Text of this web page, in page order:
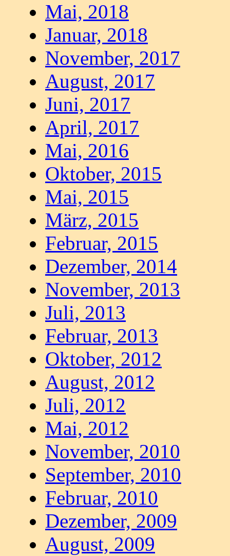
Mai, 2018
Januar, 2018
November, 2017
August, 2017
Juni, 2017
April, 2017
Mai, 2016
Oktober, 2015
Mai, 2015
März, 2015
Februar, 2015
Dezember, 2014
November, 2013
Juli, 2013
Februar, 2013
Oktober, 2012
August, 2012
Juli, 2012
Mai, 2012
November, 2010
September, 2010
Februar, 2010
Dezember, 2009
August, 2009